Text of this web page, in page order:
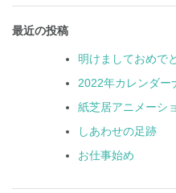
最近の投稿
明けましておめで
2022年カレンダー
紙芝居アニメーシ
しあわせの足跡
お仕事始め